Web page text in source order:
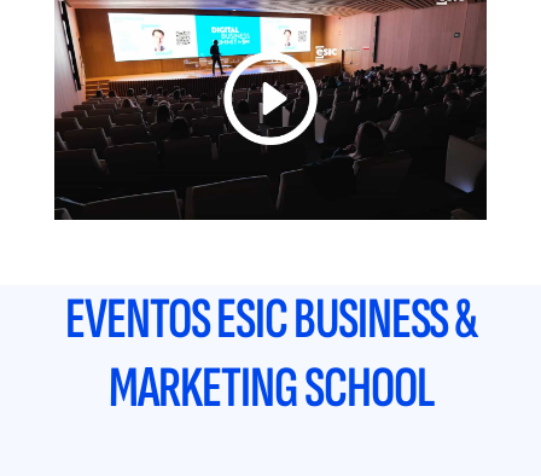
EVENTOS ESIC BUSINESS &
MARKETING SCHOOL